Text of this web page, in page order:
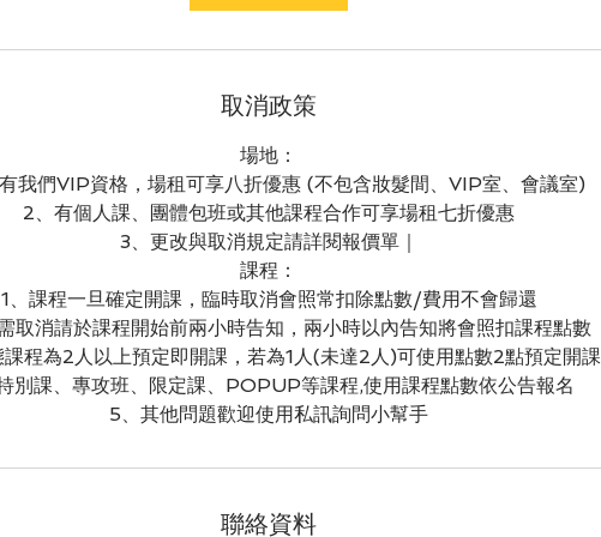
取消政策
場地：
我們VIP資格，場租可享八折優惠 (不包含妝髮間、VIP室、會議室)
2、有個人課、團體包班或其他課程合作可享場租七折優惠
3、更改與取消規定請詳閱報價單｜
課程：
1、課程一旦確定開課，臨時取消會照常扣除點數/費用不會歸還
取消請於課程開始前兩小時告知，兩小時以內告知將會照扣課程點數
程為2人以上預定即開課，若為1人(未達2人)可使用點數2點預定開課
別課、專攻班、限定課、POPUP等課程,使用課程點數依公告報名
5、其他問題歡迎使用私訊詢問小幫手
聯絡資料